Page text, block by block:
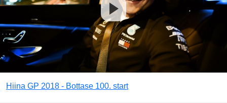
Hiina GP 2018 - Bottase 100. start